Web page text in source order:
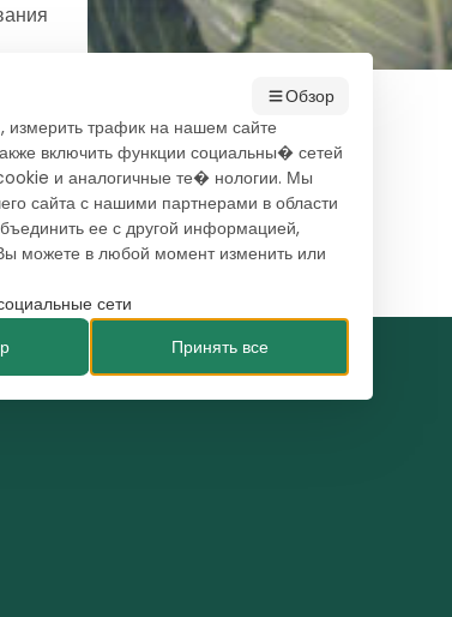
Обзор
трафик на нашем сайте
включить функции социальны� сетей
и аналогичные те� нологии. Мы
сайта с нашими партнерами в области
ее с другой информацией,
можете в любой момент изменить или
сети
Принять все